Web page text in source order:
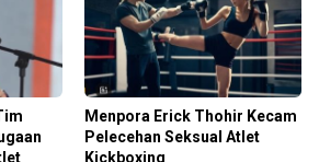
Menpora Erick Thohir Kecam
Pelecehan Seksual Atlet
Kickboxing